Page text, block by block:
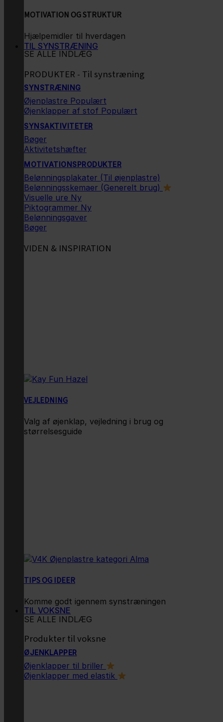
MOTIVATION OG STRUKTUR
Hjælpemidler til hverdagen
SE ALLE INDLÆG
TIL SYNSTRÆNING
PRODUKTER - Til synstræning
SYNSTRÆNING
Øjenplastre
Øjenklapper af stof
SYNSAKTIVITETER
Bøger
Aktivitetshæfter
MOTIVATIONSPRODUKTER
Belønningsplakater (Til øjenplastre)
Belønningsskemaer (Generelt brug)
Visuelle ure
Piktogrammer
Belønningsgaver
Bøger
VIDEN & INSPIRATION
VEJLEDNING
Valg af øjenklap, vejledning i brug og
størrelsesguide
TIPS OG IDEER
Komme godt igennem synstræningen
SE ALLE INDLÆG
TIL VOKSNE
Produkter til voksne
ØJENKLAPPER
Øjenklapper til briller
Øjenklapper med elastik